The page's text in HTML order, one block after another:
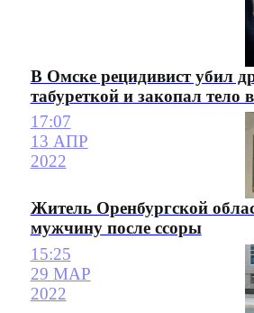
В Омске рецидивист убил
табуреткой и закопал тело
17:07
13 АПР
2022
Житель Оренбургской
мужчину после ссоры
15:25
29 МАР
2022